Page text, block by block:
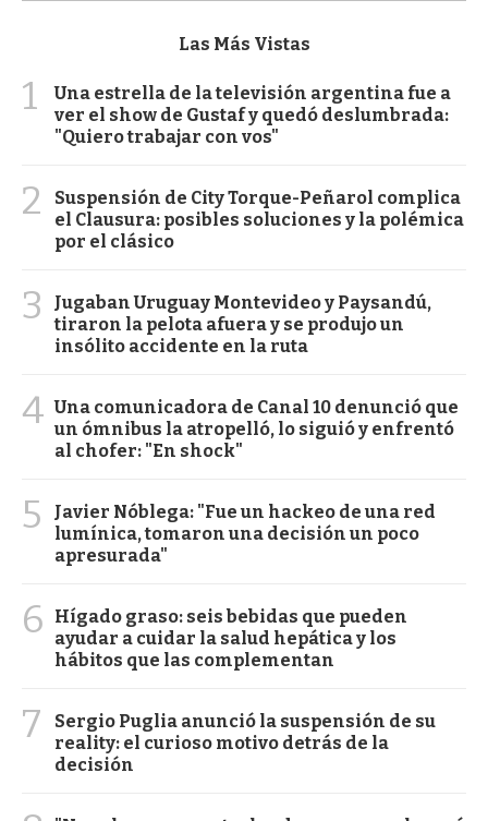
Las Más Vistas
1
Una estrella de la televisión argentina fue a
ver el show de Gustaf y quedó deslumbrada:
"Quiero trabajar con vos"
2
Suspensión de City Torque-Peñarol complica
el Clausura: posibles soluciones y la polémica
por el clásico
3
Jugaban Uruguay Montevideo y Paysandú,
tiraron la pelota afuera y se produjo un
insólito accidente en la ruta
4 Una comunicadora de Canal 10 denunció que
un ómnibus la atropelló, lo siguió y enfrentó
al chofer: "En shock"
5
Javier Nóblega: "Fue un hackeo de una red
lumínica, tomaron una decisión un poco
apresurada"
6
Hígado graso: seis bebidas que pueden
ayudar a cuidar la salud hepática y los
hábitos que las complementan
7
Sergio Puglia anunció la suspensión de su
reality: el curioso motivo detrás de la
decisión